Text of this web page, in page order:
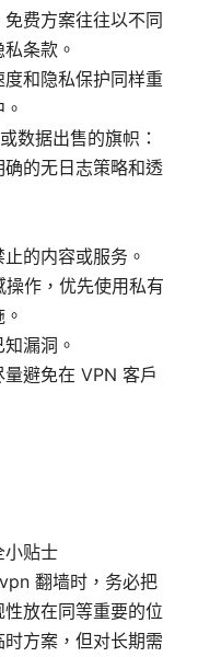
费方案往往以不同
条款。
和隐私保护同样重
数据出售的旗帜：
的无日志策略和透
的内容或服务。
作，优先使用私有
漏洞。
避免在 VPN 客户
小贴士
翻墙时，务必把
放在同等重要的位
方案，但对长期需